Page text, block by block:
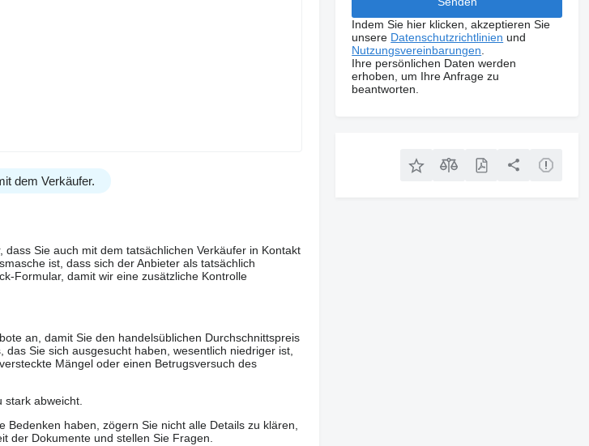
dem Verkäufer.
Sie auch mit dem tatsächlichen Verkäufer in Kontakt
ist, dass sich der Anbieter als tatsächlich
Formular, damit wir eine zusätzliche Kontrolle
an, damit Sie den handelsüblichen Durchschnittspreis
Sie sich ausgesucht haben, wesentlich niedriger ist,
Mängel oder einen Betrugsversuch des
abweicht.
haben, zögern Sie nicht alle Details zu klären,
der Dokumente und stellen Sie Fragen.
Indem Sie hier klicken, akzeptieren Sie
unsere Datenschutzrichtlinien und
Nutzungsvereinbarungen
Ihre persönlichen Daten werden
erhoben, um Ihre Anfrage zu
beantworten.